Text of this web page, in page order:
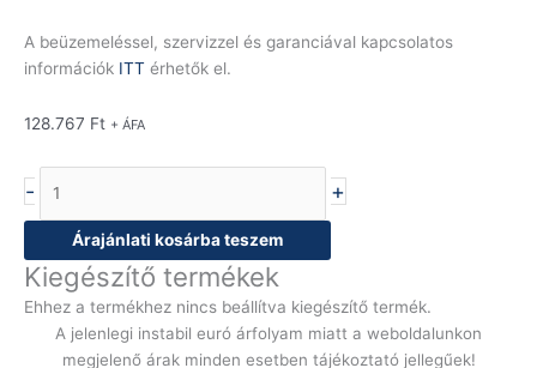
A beüzemeléssel, szervizzel és garanciával kapcsolatos
információk ITT érhetők el.
128.767 Ft + ÁFA
- +
Árajánlati kosárba teszem
Kiegészítő termékek
Ehhez a termékhez nincs beállítva kiegészítő termék.
A jelenlegi instabil euró árfolyam miatt a weboldalunkon
megjelenő árak minden esetben tájékoztató jellegűek!